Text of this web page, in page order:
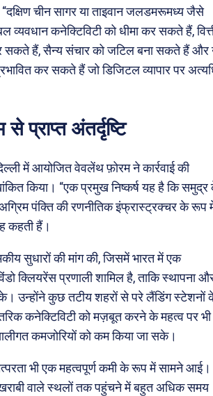
“दक्षिण चीन सागर या ताइवान जलडमरूमध्य जैसे
व्यवधान कनेक्टिविटी को धीमा कर सकते हैं,
सकते हैं, सैन्य संचार को जटिल बना सकते हैं और
कर सकते हैं जो डिजिटल व्यापार पर
प्राप्त अंतर्दृष्टि
में आयोजित वेवलेंथ फ़ोरम ने कार्रवाई की
किया। “एक प्रमुख निष्कर्ष यह है कि
पंक्ति की रणनीतिक इंफ्रास्ट्रक्चर के रूप
कहती हैं।
सुधारों की मांग की, जिसमें भारत में एक
क्लियरेंस प्रणाली शामिल है, ताकि स्थापना
उन्होंने कुछ तटीय शहरों से परे लैंडिंग स्टेशनों
कनेक्टिविटी को मज़बूत करने के महत्व पर भी
कमजोरियों को कम किया जा सके।
भी एक महत्वपूर्ण कमी के रूप में सामने आई।
वाले स्थलों तक पहुंचने में बहुत अधिक समय